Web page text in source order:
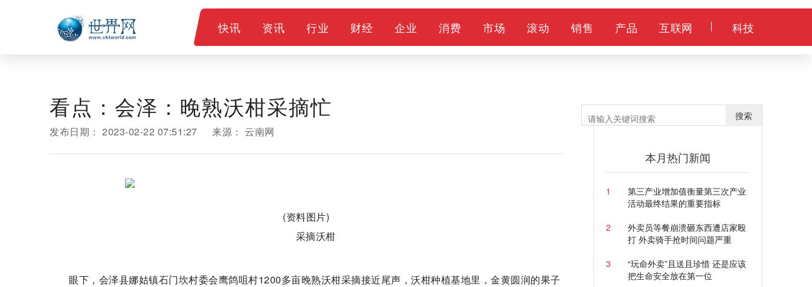
快讯 资讯 行业 财经 企业 消费 市场 滚动 销售 产品 互联网 科技
看点：会泽：晚熟沃柑采摘忙
发布日期： 2023-02-22 07:51:27 来源： 云南网
(资料图片)
采摘沃柑
眼下，会泽县娜姑镇石门坎村委会鹰鸽咀村1200多亩晚熟沃柑采摘接近尾声，沃柑种植基地里，金黄圆润的果子
搜索
本月热门新闻
1
第三产业增加值衡量第三次产业
活动最终结果的重要指标
2
外卖员等餐崩溃砸东西遭店家殴
打 外卖骑手抢时间问题严重
3
“玩命外卖”且送且珍惜 还是应该
把生命安全放在第一位